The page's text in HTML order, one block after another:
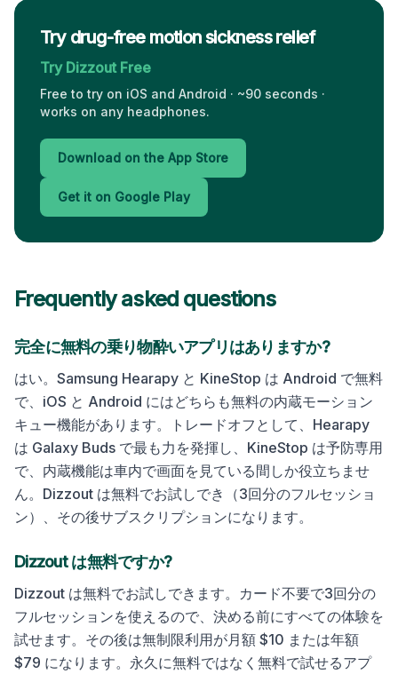
Try drug-free motion sickness relief
Try Dizzout Free
Free to try on iOS and Android · ~90 seconds ·
works on any headphones.
Download on the App Store
Get it on Google Play
Frequently asked questions
完全に無料の乗り物酔いアプリはありますか?
はい。Samsung Hearapy と KineStop は Android で無料
で、iOS と Android にはどちらも無料の内蔵モーション
キュー機能があります。トレードオフとして、Hearapy
は Galaxy Buds で最も力を発揮し、KineStop は予防専用
で、内蔵機能は車内で画面を見ている間しか役立ちませ
ん。Dizzout は無料でお試しでき（3回分のフルセッショ
ン）、その後サブスクリプションになります。
Dizzout は無料ですか?
Dizzout は無料でお試しできます。カード不要で3回分の
フルセッションを使えるので、決める前にすべての体験を
試せます。その後は無制限利用が月額 $10 または年額
$79 になります。永久に無料ではなく無料で試せるアプ